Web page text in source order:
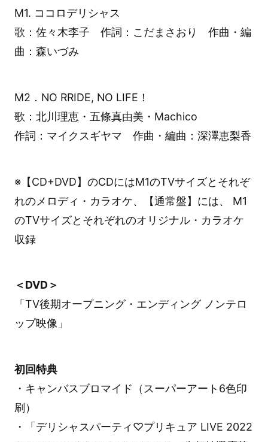
M1. ココロデリシャス
歌：佐々木李子 作詞：こだまさおり 作曲・編
曲：森いづみ
M2．NO RRIDE, NO LIFE！
歌：北川理恵・五條真由美・Machico
作詞：マイクスギヤマ 作曲・編曲：深澤恵梨香
※【CD+DVD】のCDにはM1のTVサイズとそれぞ
れのメロディ・カラオケ、【通常盤】には、 M1
のTVサイズとそれぞれのオリジナル・カラオケ
収録
＜DVD＞
「TV後期オープニング・エンディング ノンテロ
ップ映像」
初回特典
・キャンバスブロマイド（スーパーアート6色印
刷）
・「デリシャスパーティ♡プリキュア LIVE 2022